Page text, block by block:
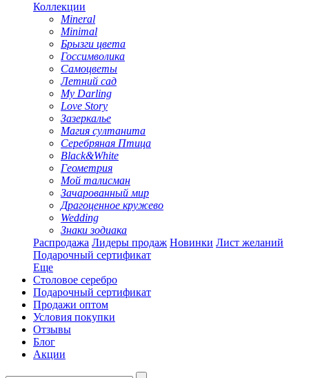
Коллекции
Mineral
Minimal
Брызги цвета
Госсимволика
Самоцветы
Летний сад
My Darling
Love Story
Зазеркалье
Магия султанита
Серебряная Птица
Black&White
Геометрия
Мой талисман
Зачарованный мир
Драгоценное кружево
Wedding
Знаки зодиака
Распродажа Лидеры продаж Новинки Лист желаний
Подарочный сертификат
Еще
Столовое серебро
Подарочный сертификат
Продажи оптом
Условия покупки
Отзывы
Блог
Акции